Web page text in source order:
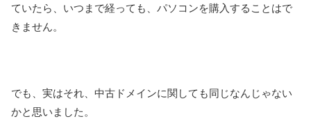
ていたら、いつまで経っても、パソコンを購入することはで
きません。
でも、実はそれ、中古ドメインに関しても同じなんじゃない
かと思いました。